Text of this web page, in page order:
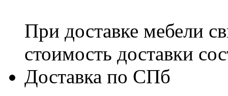
При доставке мебели
стоимость доставки
Доставка по СПб